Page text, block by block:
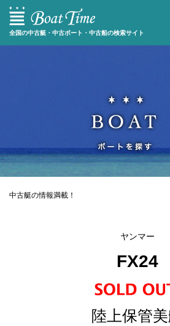
全国の中古艇・中古ボート・中古船の検索サイト
中古艇の情報満載！
ヤンマー
FX24
陸上保管